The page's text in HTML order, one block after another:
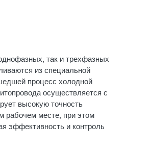
так и трехфазных
из специальной
процесс холодной
осуществляется с
высокую точность
рабочем месте, при этом
эффективность и контроль